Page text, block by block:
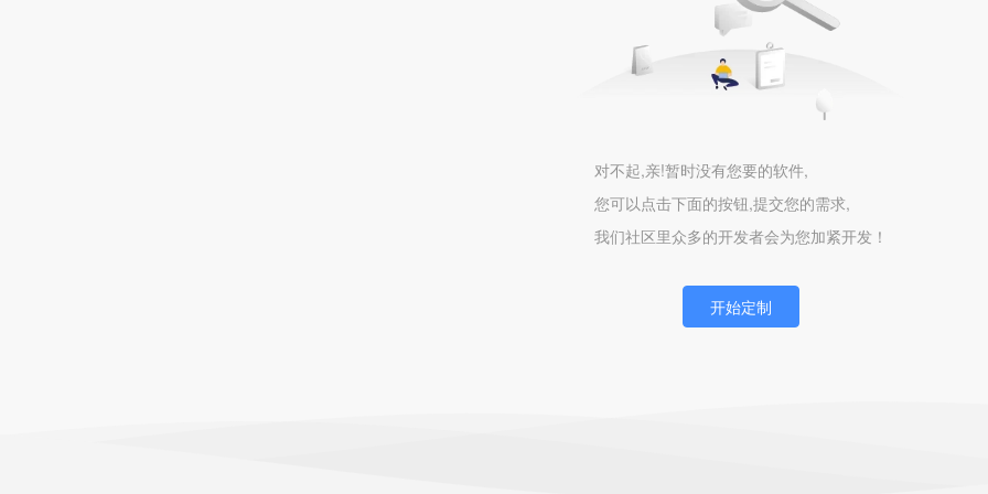
对不起,亲!暂时没有您要的软件,
您可以点击下面的按钮,提交您的需求,
我们社区里众多的开发者会为您加紧开发！
开始定制